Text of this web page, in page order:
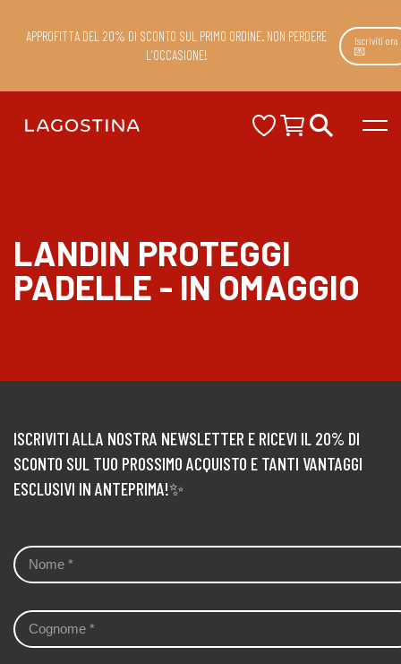
APPROFITTA DEL 20% DI SCONTO SUL PRIMO ORDINE. NON PERDERE
L’OCCASIONE!
Iscriviti ora
💌
LANDIN PROTEGGI
PADELLE - IN OMAGGIO
ISCRIVITI ALLA NOSTRA NEWSLETTER E RICEVI IL 20% DI
SCONTO SUL TUO PROSSIMO ACQUISTO E TANTI VANTAGGI
ESCLUSIVI IN ANTEPRIMA!✨